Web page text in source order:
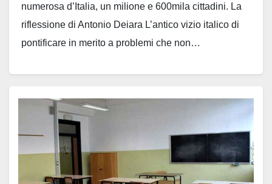
numerosa d’Italia, un milione e 600mila cittadini. La
riflessione di Antonio Deiara L’antico vizio italico di
pontificare in merito a problemi che non…